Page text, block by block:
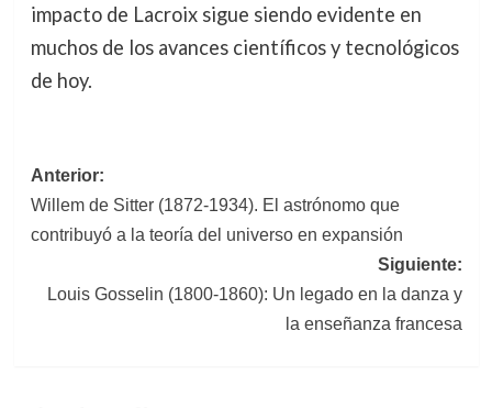
impacto de Lacroix sigue siendo evidente en
muchos de los avances científicos y tecnológicos
de hoy.
Navegación
de
entradas
Anterior:
Willem de Sitter (1872-1934). El astrónomo que
contribuyó a la teoría del universo en expansión
Siguiente:
Louis Gosselin (1800-1860): Un legado en la danza y
la enseñanza francesa